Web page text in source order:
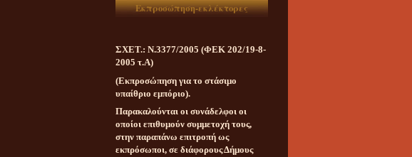
Εκπροσώπηση-εκλέκτορες
ΣΧΕΤ.: Ν.3377/2005 (ΦΕΚ 202/19-8-
2005 τ.Α)
(Εκπροσώπηση για το στάσιμο
υπαίθριο εμπόριο).
Παρακαλούνται οι συνάδελφοι οι
οποίοι επιθυμούν συμμετοχή τους,
στην παραπάνω επιτροπή ως
εκπρόσωποι, σε διάφορους Δήμους